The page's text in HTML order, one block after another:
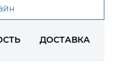
ДОСТАВКА